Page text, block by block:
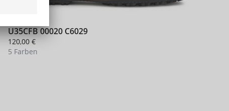
U35CFB 00020 C6029
120,00 €
5 Farben